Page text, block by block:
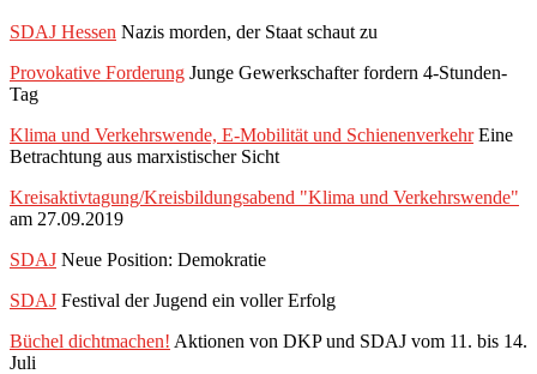
SDAJ Hessen Nazis morden, der Staat schaut zu
Provokative Forderung Junge Gewerkschafter fordern 4-Stunden-
Tag
Klima und Verkehrswende, E-Mobilität und SchienenverkehrEine
Betrachtung aus marxistischer Sicht
Kreisaktivtagung/Kreisbildungsabend "Klima und Verkehrswende"
am 27.09.2019
SDAJ Neue Position: Demokratie
SDAJ Festival der Jugend ein voller Erfolg
Büchel dichtmachen! Aktionen von DKP und SDAJ vom 11. bis 14.
Juli